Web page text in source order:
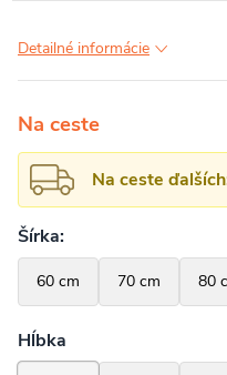
Detailné informácie
Na ceste
Na ceste